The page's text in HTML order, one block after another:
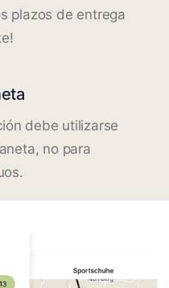
plazos de entrega
debe utilizarse
no para